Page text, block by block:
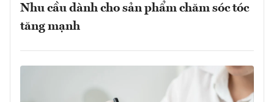
Nhu cầu dành cho sản phẩm chăm sóc tóc
tăng mạnh